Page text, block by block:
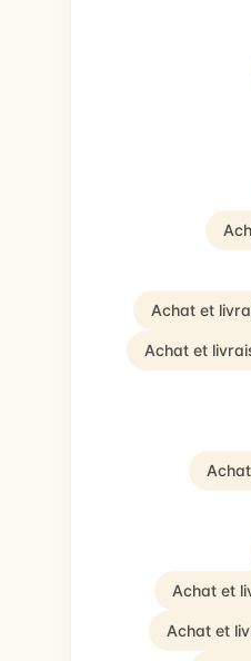
Achat et
Achat et
Achat et
Achat et